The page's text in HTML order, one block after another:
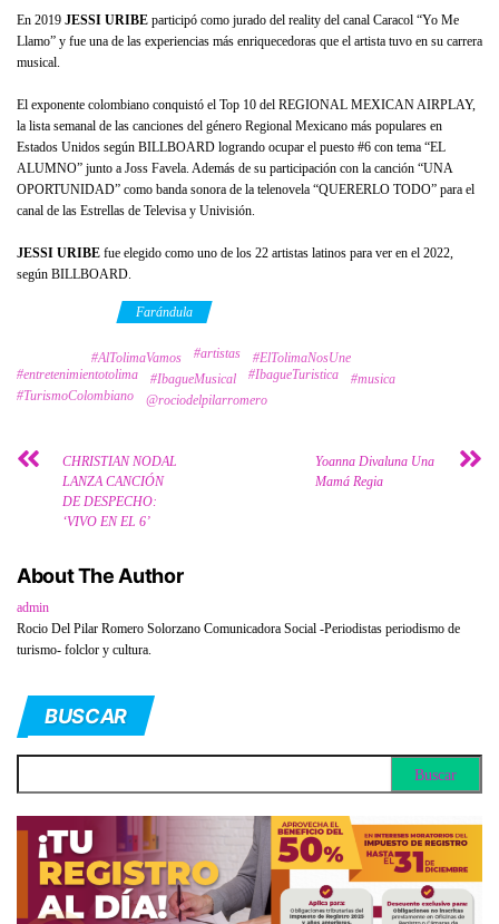
En 2019 JESSI URIBE participó como jurado del reality del canal Caracol “Yo Me
Llamo” y fue una de las experiencias más enriquecedoras que el artista tuvo en su carrera
musical.
El exponente colombiano conquistó el Top 10 del REGIONAL MEXICAN AIRPLAY,
la lista semanal de las canciones del género Regional Mexicano más populares en
Estados Unidos según BILLBOARD logrando ocupar el puesto #6 con tema “EL
ALUMNO” junto a Joss Favela. Además de su participación con la canción “UNA
OPORTUNIDAD” como banda sonora de la telenovela “QUERERLO TODO” para el
canal de las Estrellas de Televisa y Univisión.
JESSI URIBE fue elegido como uno de los 22 artistas latinos para ver en el 2022,
según BILLBOARD.
Farándula
#AlTolimaVamos #artistas
#ElTolimaNosUne
#entretenimientotolima
#IbagueMusical #IbagueTuristica
#musica
#TurismoColombiano
@rociodelpilarromero
CHRISTIAN NODAL
LANZA CANCIÓN
DE DESPECHO:
‘VIVO EN EL 6’
Yoanna Divaluna Una
Mamá Regia
About The Author
admin
Rocio Del Pilar Romero Solorzano Comunicadora Social -Periodistas periodismo de
turismo- folclor y cultura.
BUSCAR